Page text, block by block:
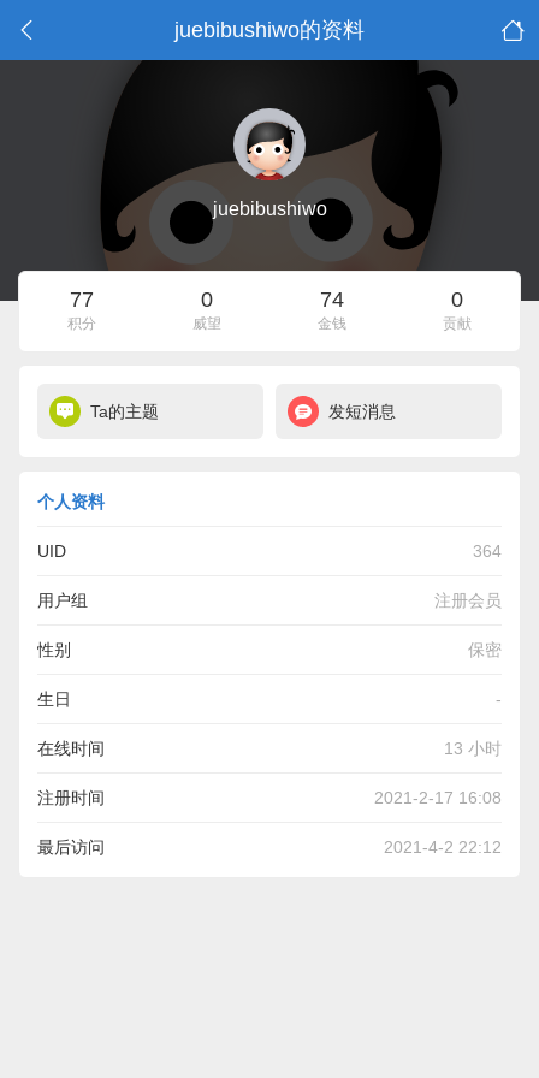
juebibushiwo的资料
juebibushiwo
77
积分
0
威望
74
金钱
0
贡献
Ta的主题 发短消息
个人资料
UID 364
用户组 注册会员
性别 保密
生日 -
在线时间 13 小时
注册时间 2021-2-17 16:08
最后访问 2021-4-2 22:12